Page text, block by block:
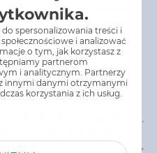
informacje dotyczące
zwroty wskazujące
środków
w etykiecie.
środkami
ustawy o środkach
2013 r. (Dz. U. 2018 poz.
nr 1107/2009 (Dz. U.
spersonalizowania treści i
i analizować
o tym, jak korzystasz z
partnerom
i analitycznym. Partnerzy
innymi danymi otrzymanymi
korzystania z ich usług.